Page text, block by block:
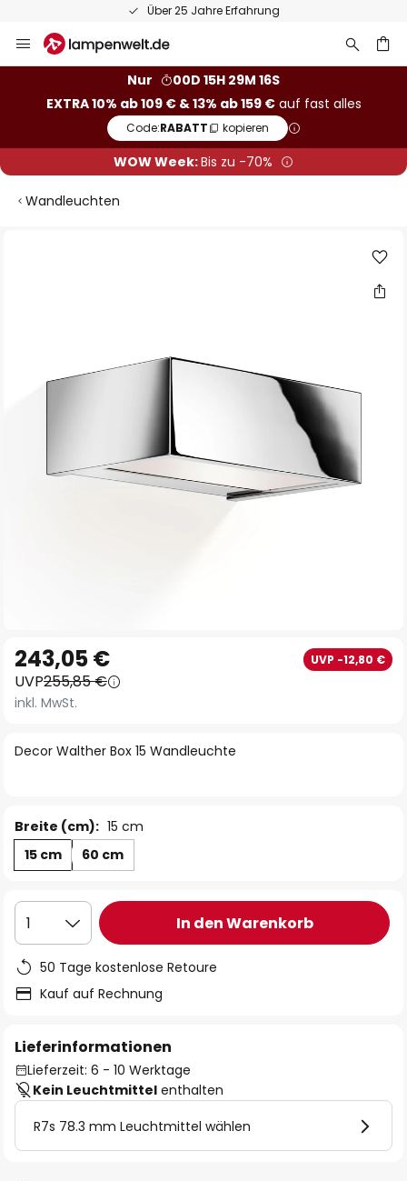
Über 25 Jahre Erfahrung
Inhalt
Nur
00D 15H 29M 15S
EXTRA 10% ab 109 € & 13% ab 159 €auf fast alles
Code:RABATT kopieren
WOW Week:Bis zu -70%
Wandleuchten
Anfang
der
Bildgalerie
Decor Walther Box 15 Wandleuchte
243,05 € UVP -12,80 €
UVP255,85 €
inkl. MwSt.
Breite (cm): 15 cm
15 cm
60 cm
1 In den Warenkorb
50 Tage kostenlose Retoure
Kauf auf Rechnung
Lieferinformationen
Lieferzeit: 6 - 10 Werktage
Kein Leuchtmittel enthalten
R7s 78.3 mm Leuchtmittel wählen